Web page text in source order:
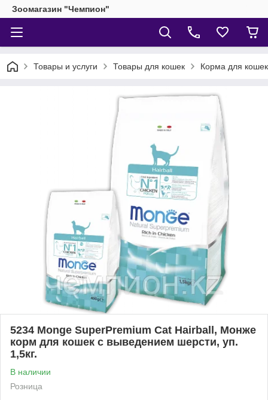
Зоомагазин "Чемпион"
Товары и услуги Товары для кошек Корма для кошек
5234 Monge SuperPremium Cat Hairball, Монже
корм для кошек с выведением шерсти, уп.
1,5кг.
В наличии
Розница